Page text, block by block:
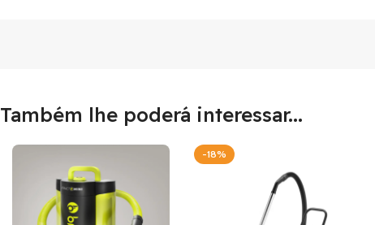
Também lhe poderá interessar...
-18%